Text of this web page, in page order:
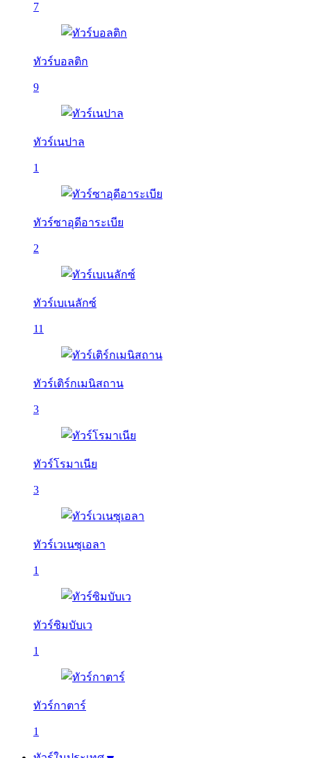
7
ทัวร์บอลติก
9
ทัวร์เนปาล
1
ทัวร์ซาอุดีอาระเบีย
2
ทัวร์เบเนลักซ์
11
ทัวร์เติร์กเมนิสถาน
3
ทัวร์โรมาเนีย
3
ทัวร์เวเนซุเอลา
1
ทัวร์ซิมบับเว
1
ทัวร์กาตาร์
1